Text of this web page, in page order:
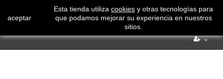
¡ Consigue tu envío gratuito por compras superiores a 50€
!
aceptar
Esta tienda utiliza cookies y otras tecnologías para
que podamos mejorar su experiencia en nuestros
sitios.